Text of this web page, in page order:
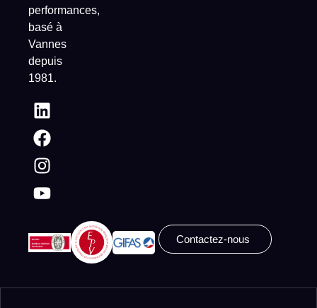
performances,
basé à
Vannes
depuis
1981.
Contactez-nous